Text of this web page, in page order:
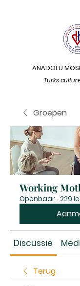
Turks
ANADOLU
Groepen
Working
Openbaar · 229
Discussie
Terug